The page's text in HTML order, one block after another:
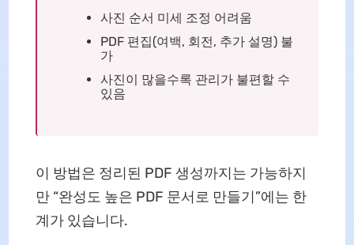
사진 순서 미세 조정 어려움
PDF 편집(여백, 회전, 추가 설명) 불
가
사진이 많을수록 관리가 불편할 수
있음
이 방법은 정리된 PDF 생성까지는 가능하지
만 “완성도 높은 PDF 문서로 만들기”에는 한
계가 있습니다.